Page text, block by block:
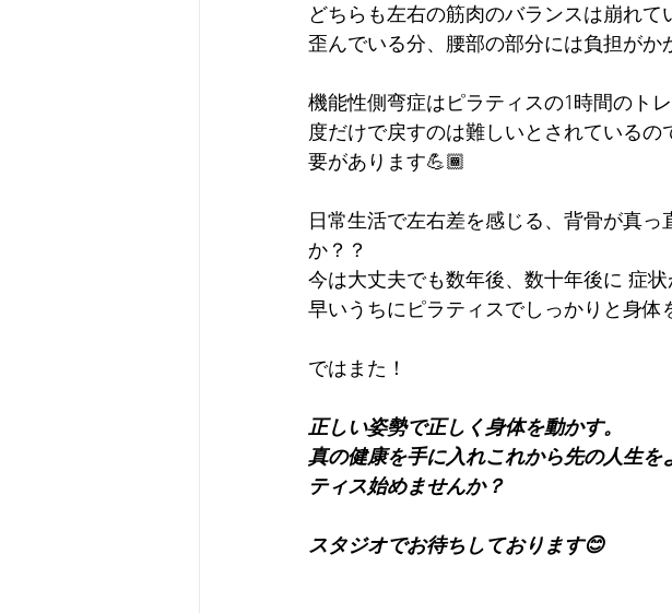
どちらも左右の筋肉のバランスは崩れ
歪んでいる分、腰部の部分には負担がか
機能性側弯症はピラティスの1時間のト
度だけで戻すのは難しいとされている
要があります💪🏾
日常生活で左右差を感じる、背骨が真
か？？
今は大丈夫でも数年後、数十年後に 症
早いうちにピラティスでしっかりと身体
ではまた！
正しい姿勢で正しく身体を動かす。
真の健康を手に入れこれから先の人生を
ティス始めませんか？
スタジオでお待ちしております😊